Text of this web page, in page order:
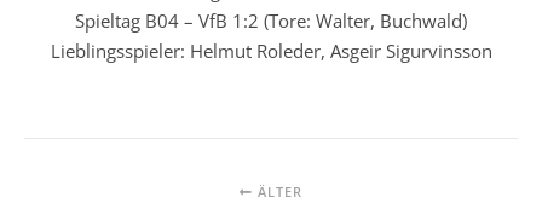
Spieltag B04 – VfB 1:2 (Tore: Walter, Buchwald)
Lieblingsspieler: Helmut Roleder, Asgeir Sigurvinsson
ÄLTER